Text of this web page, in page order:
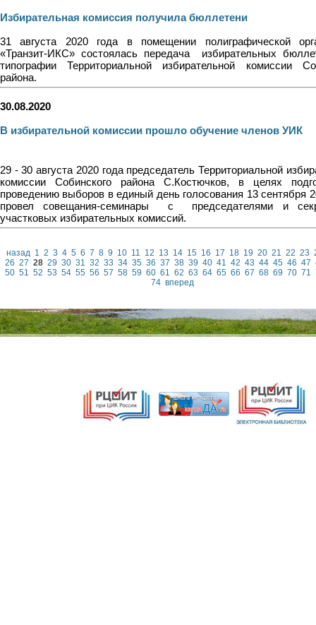
Избирательная комиссия получила бюллетени
31 августа 2020 года в помещении полиграфической
«Транзит-ИКС» состоялась передача
избирательных
типографии Территориальной избирательной комиссии
района.
30.08.2020
В избирательной комиссии прошло обучение членов УИК
29 - 30 августа 2020 года председатель Территориальной
комиссии Собинского района С.Костючков, в целях
проведению выборов в единый день голосования 13 сентября
провел совещания-семинары
с
председателями и
участковых избирательных комиссий.
назад 1 2 3 4 5 6 7 8 9 10 11 12 13 14 15 16 17 18 19 20 21 22 23
26 27 28 29 30 31 32 33 34 35 36 37 38 39 40 41 42 43 44 45 46 47
50 51 52 53 54 55 56 57 58 59 60 61 62 63 64 65 66 67 68 69 70 71
74 вперед